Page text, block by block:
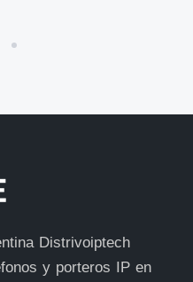
Distrivoiptech
y porteros IP en